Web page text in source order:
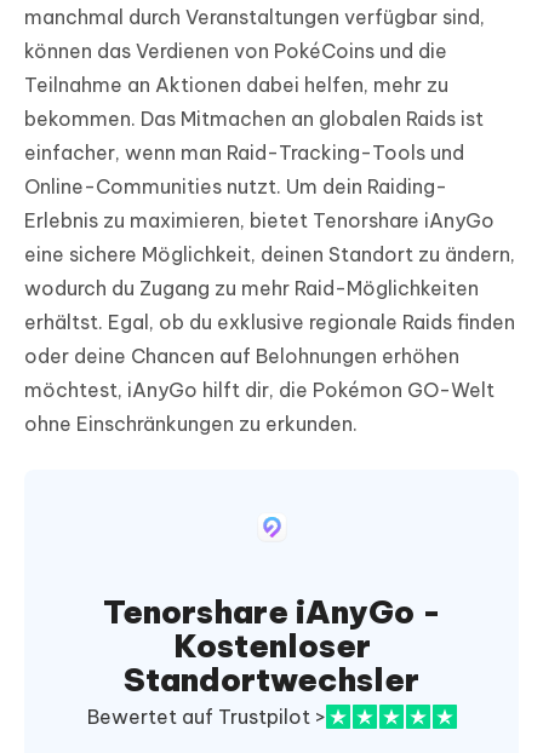
manchmal durch Veranstaltungen verfügbar sind,
können das Verdienen von PokéCoins und die
Teilnahme an Aktionen dabei helfen, mehr zu
bekommen. Das Mitmachen an globalen Raids ist
einfacher, wenn man Raid-Tracking-Tools und
Online-Communities nutzt. Um dein Raiding-
Erlebnis zu maximieren, bietet Tenorshare iAnyGo
eine sichere Möglichkeit, deinen Standort zu ändern,
wodurch du Zugang zu mehr Raid-Möglichkeiten
erhältst. Egal, ob du exklusive regionale Raids finden
oder deine Chancen auf Belohnungen erhöhen
möchtest, iAnyGo hilft dir, die Pokémon GO-Welt
ohne Einschränkungen zu erkunden.
Tenorshare iAnyGo -
Kostenloser
Standortwechsler
Bewertet auf Trustpilot >